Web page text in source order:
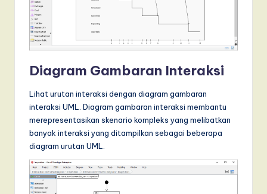
Diagram Gambaran Interaksi
Lihat urutan interaksi dengan diagram gambaran
interaksi UML. Diagram gambaran interaksi membantu
merepresentasikan skenario kompleks yang melibatkan
banyak interaksi yang ditampilkan sebagai beberapa
diagram urutan UML.